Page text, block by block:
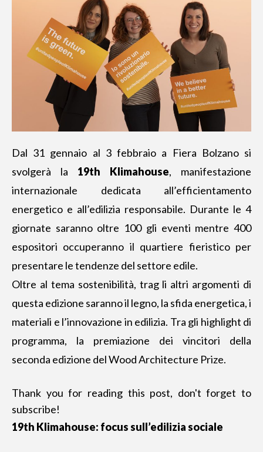
Dal 31 gennaio al 3 febbraio a Fiera Bolzano si
svolgerà la 19th Klimahouse, manifestazione
internazionale dedicata all’efficientamento
energetico e all’edilizia responsabile. Durante le 4
giornate saranno oltre 100 gli eventi mentre 400
espositori occuperanno il quartiere fieristico per
presentare le tendenze del settore edile.
Oltre al tema sostenibilità, trag li altri argomenti di
questa edizione saranno il legno, la sfida energetica, i
materiali e l’innovazione in edilizia. Tra gli highlight di
programma, la premiazione dei vincitori della
seconda edizione del Wood Architecture Prize.
Thank you for reading this post, don't forget to
subscribe!
19th Klimahouse: focus sull’edilizia sociale